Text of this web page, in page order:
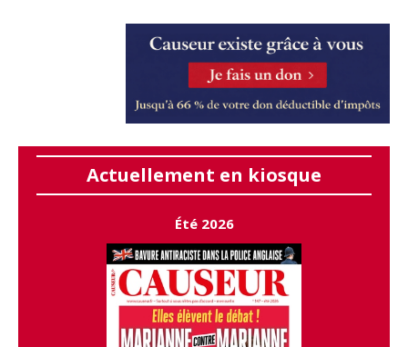
Actuellement en kiosque
Été 2026